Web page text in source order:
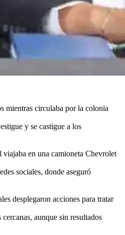
mientras circulaba por la colonia
y se castigue a los
en una camioneta Chevrolet
sociales, donde aseguró
desplegaron acciones para tratar
aunque sin resultados